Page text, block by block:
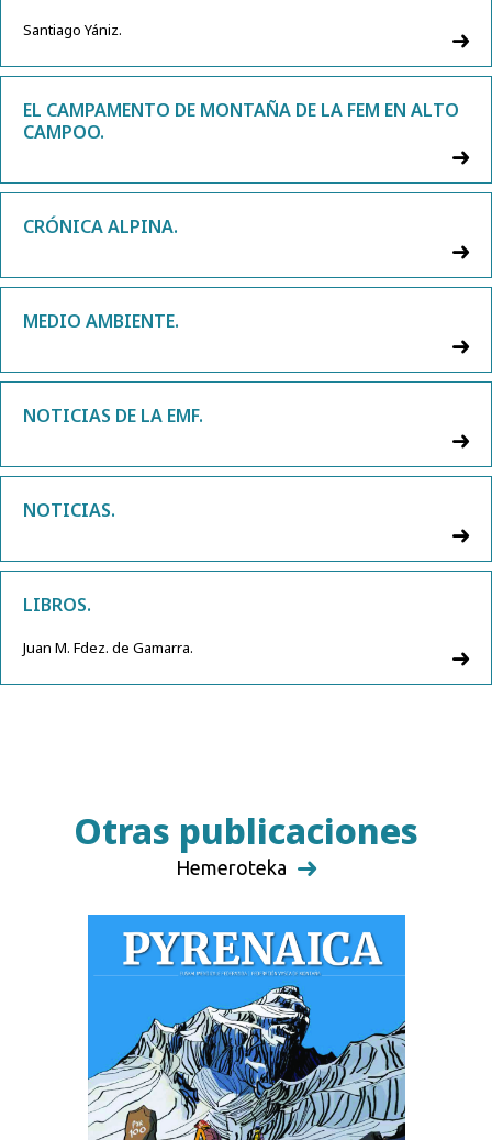
Santiago Yániz.
EL CAMPAMENTO DE MONTAÑA DE LA FEM EN ALTO
CAMPOO.
CRÓNICA ALPINA.
MEDIO AMBIENTE.
NOTICIAS DE LA EMF.
NOTICIAS.
LIBROS.
Juan M. Fdez. de Gamarra.
Otras publicaciones
Hemeroteka